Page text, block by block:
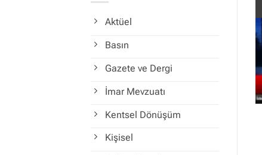
Aktüel
Basın
Gazete ve Dergi
İmar Mevzuatı
Kentsel Dönüşüm
Kişisel